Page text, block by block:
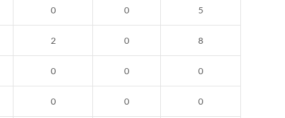
0 0 5
2 0 8
0 0 0
0 0 0